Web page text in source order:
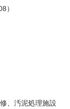
）
、汚泥処理施設